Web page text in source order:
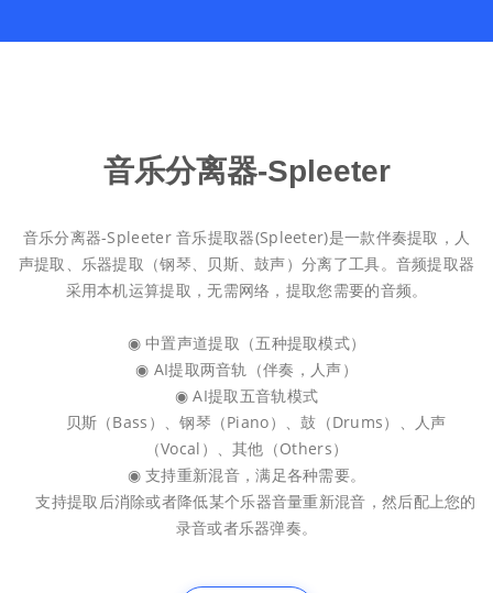
音乐分离器-Spleeter
音乐分离器-Spleeter 音乐提取器(Spleeter)是一款伴奏提取，人
声提取、乐器提取（钢琴、贝斯、鼓声）分离了工具。音频提取器
采用本机运算提取，无需网络，提取您需要的音频。
◉ 中置声道提取（五种提取模式）
◉ AI提取两音轨（伴奏，人声）
◉ AI提取五音轨模式
贝斯（Bass）、钢琴（Piano）、鼓（Drums）、人声
（Vocal）、其他（Others）
◉ 支持重新混音，满足各种需要。
支持提取后消除或者降低某个乐器音量重新混音，然后配上您的
录音或者乐器弹奏。